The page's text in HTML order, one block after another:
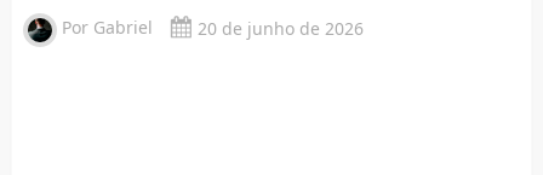
Por Gabriel 20 de junho de 2026